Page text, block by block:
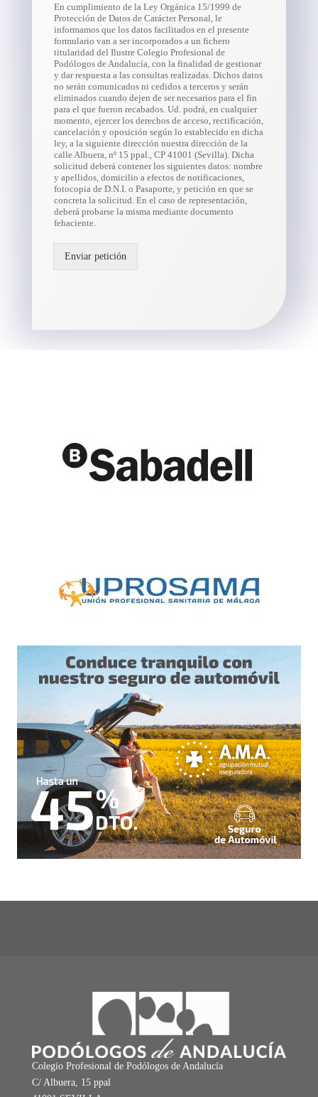
En cumplimiento de la Ley Orgánica 15/1999 de
Protección de Datos de Carácter Personal, le
informamos que los datos facilitados en el presente
formulario van a ser incorporados a un fichero
titularidad del Ilustre Colegio Profesional de
Podólogos de Andalucía, con la finalidad de gestionar
y dar respuesta a las consultas realizadas. Dichos datos
no serán comunicados ni cedidos a terceros y serán
eliminados cuando dejen de ser necesarios para el fin
para el que fueron recabados. Ud. podrá, en cualquier
momento, ejercer los derechos de acceso, rectificación,
cancelación y oposición según lo establecido en dicha
ley, a la siguiente dirección nuestra dirección de la
calle Albuera, nº 15 ppal., CP 41001 (Sevilla). Dicha
solicitud deberá contener los siguientes datos: nombre
y apellidos, domicilio a efectos de notificaciones,
fotocopia de D.N.I. o Pasaporte, y petición en que se
concreta la solicitud. En el caso de representación,
deberá probarse la misma mediante documento
fehaciente.
Enviar petición
Colegio Profesional de Podólogos de Andalucía
C/ Albuera, 15 ppal